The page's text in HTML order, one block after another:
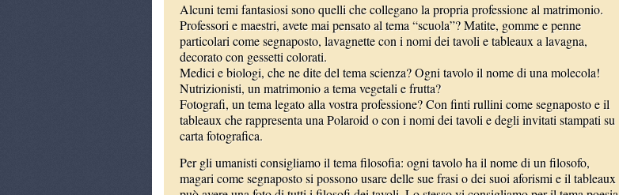
Alcuni temi fantasiosi sono quelli che collegano la propria professione al matrimonio.
Professori e maestri, avete mai pensato al tema “scuola”? Matite, gomme e penne
particolari come segnaposto, lavagnette con i nomi dei tavoli e tableaux a lavagna,
decorato con gessetti colorati.
Medici e biologi, che ne dite del tema scienza? Ogni tavolo il nome di una molecola!
Nutrizionisti, un matrimonio a tema vegetali e frutta?
Fotografi, un tema legato alla vostra professione? Con finti rullini come segnaposto e il
tableaux che rappresenta una Polaroid o con i nomi dei tavoli e degli invitati stampati su
carta fotografica.
Per gli umanisti consigliamo il tema filosofia: ogni tavolo ha il nome di un filosofo,
magari come segnaposto si possono usare delle sue frasi o dei suoi aforismi e il tableaux